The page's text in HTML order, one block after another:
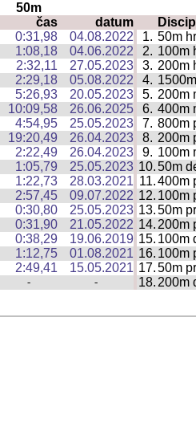
50m
čas datum
0:31,98 04.08.2022 1. 50m
1:08,18 04.06.2022 2. 100m
2:32,11 27.05.2023 3. 200m
2:29,18 05.08.2022 4.
5:26,93 20.05.2023 5. 200m
10:09,58 26.06.2025 6. 400m
4:54,95 25.05.2023 7. 800m
19:20,49 26.04.2023 8. 200m
2:22,49 26.04.2023 9. 100m
1:05,79 25.05.2023 10.50m
1:22,73 28.03.2021 11.400m
2:57,45 09.07.2022 12. 100m
0:30,80 25.05.2023 13.50m
0:31,90 21.05.2022 14. 200m
0:38,29 19.06.2019 15. 100m
1:12,75 01.08.2021 16. 100m
2:49,41 15.05.2021 17.50m
- - 18. 200m